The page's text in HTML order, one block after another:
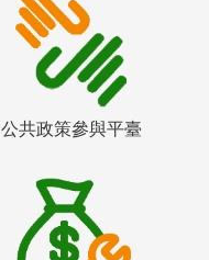
公共政策參與平臺